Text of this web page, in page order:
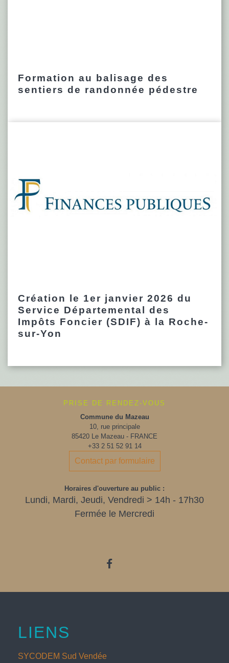
Formation au balisage des
sentiers de randonnée pédestre
Création le 1er janvier 2026 du
Service Départemental des
Impôts Foncier (SDIF) à la Roche-
sur-Yon
PRISE DE RENDEZ-VOUS
Commune du Mazeau
10, rue principale
85420 Le Mazeau - FRANCE
+33 2 51 52 91 14
Contact par formulaire
Horaires d'ouverture au public :
Lundi, Mardi, Jeudi, Vendredi > 14h - 17h30
Fermée le Mercredi
LIENS
SYCODEM Sud Vendée